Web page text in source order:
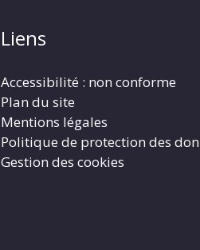
Liens
Accessibilité : non conforme
Plan du site
Mentions légales
Politique de protection des
Gestion des cookies